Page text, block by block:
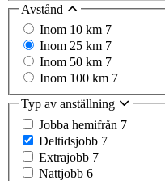
Avstånd
Inom 10 km 7
Inom 25 km 7
Inom 50 km 7
Inom 100 km 7
Typ av anställning
Jobba hemifrån 7
Deltidsjobb 7
Extrajobb 7
Nattjobb 6